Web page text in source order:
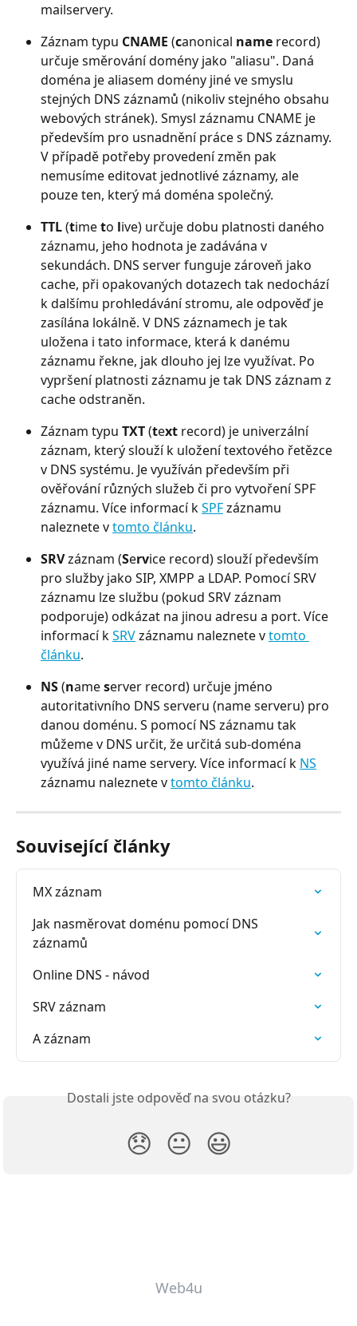
mailservery.
Záznam typu CNAME (canonical name record)
určuje směrování domény jako "aliasu". Daná
doména je aliasem domény jiné ve smyslu
stejných DNS záznamů (nikoliv stejného obsahu
webových stránek). Smysl záznamu CNAME je
především pro usnadnění práce s DNS záznamy.
V případě potřeby provedení změn pak
nemusíme editovat jednotlivé záznamy, ale
pouze ten, který má doména společný.
TTL (time to live) určuje dobu platnosti daného
záznamu, jeho hodnota je zadávána v
sekundách. DNS server funguje zároveň jako
cache, při opakovaných dotazech tak nedochází
k dalšímu prohledávání stromu, ale odpověď je
zasílána lokálně. V DNS záznamech je tak
uložena i tato informace, která k danému
záznamu řekne, jak dlouho jej lze využívat. Po
vypršení platnosti záznamu je tak DNS záznam z
cache odstraněn.
Záznam typu TXT (text record) je univerzální
záznam, který slouží k uložení textového řetězce
v DNS systému. Je využíván především při
ověřování různých služeb či pro vytvoření SPF
záznamu. Více informací k SPF záznamu
naleznete v tomto článku.
SRV záznam (Service record) slouží především
pro služby jako SIP, XMPP a LDAP. Pomocí SRV
záznamu lze službu (pokud SRV záznam
podporuje) odkázat na jinou adresu a port. Více
informací k SRV záznamu naleznete v tomto
článku.
NS (name server record) určuje jméno
autoritativního DNS serveru (name serveru) pro
danou doménu. S pomocí NS záznamu tak
můžeme v DNS určit, že určitá sub-doména
využívá jiné name servery. Více informací k NS
záznamu naleznete v tomto článku.
Související články
MX záznam
Jak nasměrovat doménu pomocí DNS
záznamů
Online DNS - návod
SRV záznam
A záznam
Dostali jste odpověď na svou otázku?
😞 😐 😃
Web4u